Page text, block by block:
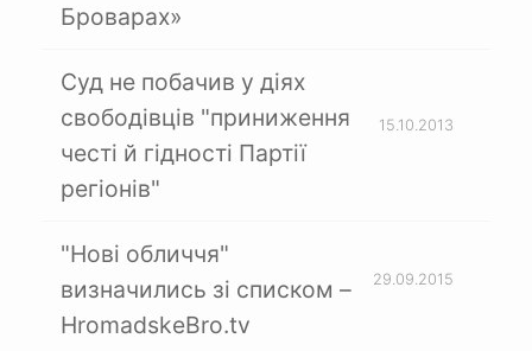
Броварах»
Суд не побачив у діях
свободівців "приниження
честі й гідності Партії
регіонів"
15.10.2013
"Нові обличчя"
визначились зі списком –
HromadskeBro.tv
29.09.2015